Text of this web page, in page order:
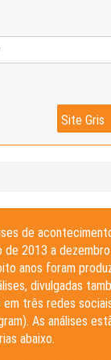
Site Gris
de
de 2013 a
anos foram
divulgadas
em três redes
As análises
abaixo.